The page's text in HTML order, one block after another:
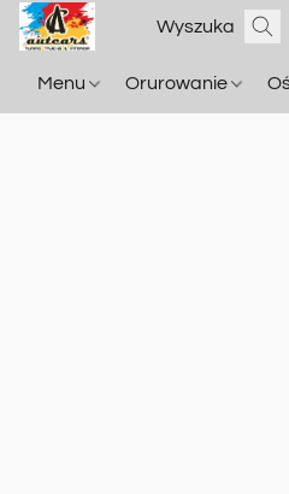
Menu Orurowanie